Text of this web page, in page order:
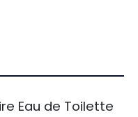
Eau de Toilette